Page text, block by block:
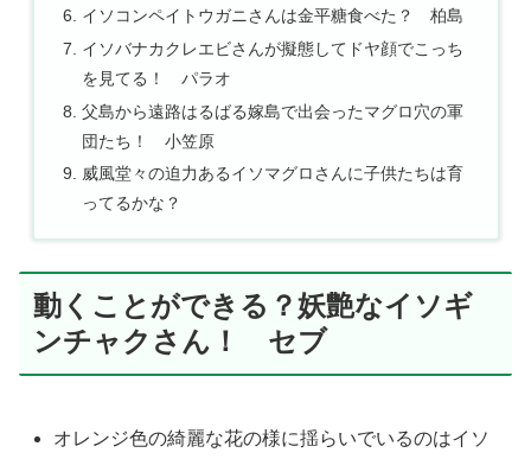
イソコンペイトウガニさんは金平糖食べた？ 柏島
イソバナカクレエビさんが擬態してドヤ顔でこっち
を見てる！ パラオ
父島から遠路はるばる嫁島で出会ったマグロ穴の軍
団たち！ 小笠原
威風堂々の迫力あるイソマグロさんに子供たちは育
ってるかな？
動くことができる？妖艶なイソギ
ンチャクさん！ セブ
オレンジ色の綺麗な花の様に揺らいでいるのはイソ